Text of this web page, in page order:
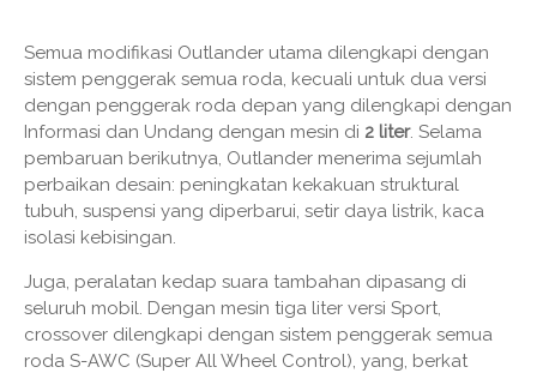
Semua modifikasi Outlander utama dilengkapi dengan
sistem penggerak semua roda, kecuali untuk dua versi
dengan penggerak roda depan yang dilengkapi dengan
Informasi dan Undang dengan mesin di 2 liter. Selama
pembaruan berikutnya, Outlander menerima sejumlah
perbaikan desain: peningkatan kekakuan struktural
tubuh, suspensi yang diperbarui, setir daya listrik, kaca
isolasi kebisingan.
Juga, peralatan kedap suara tambahan dipasang di
seluruh mobil. Dengan mesin tiga liter versi Sport,
crossover dilengkapi dengan sistem penggerak semua
roda S-AWC (Super All Wheel Control), yang, berkat